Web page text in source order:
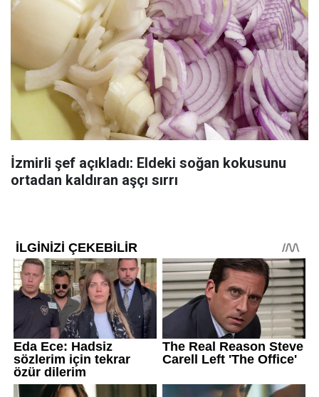
İzmirli şef açıkladı: Eldeki soğan kokusunu
ortadan kaldıran aşçı sırrı